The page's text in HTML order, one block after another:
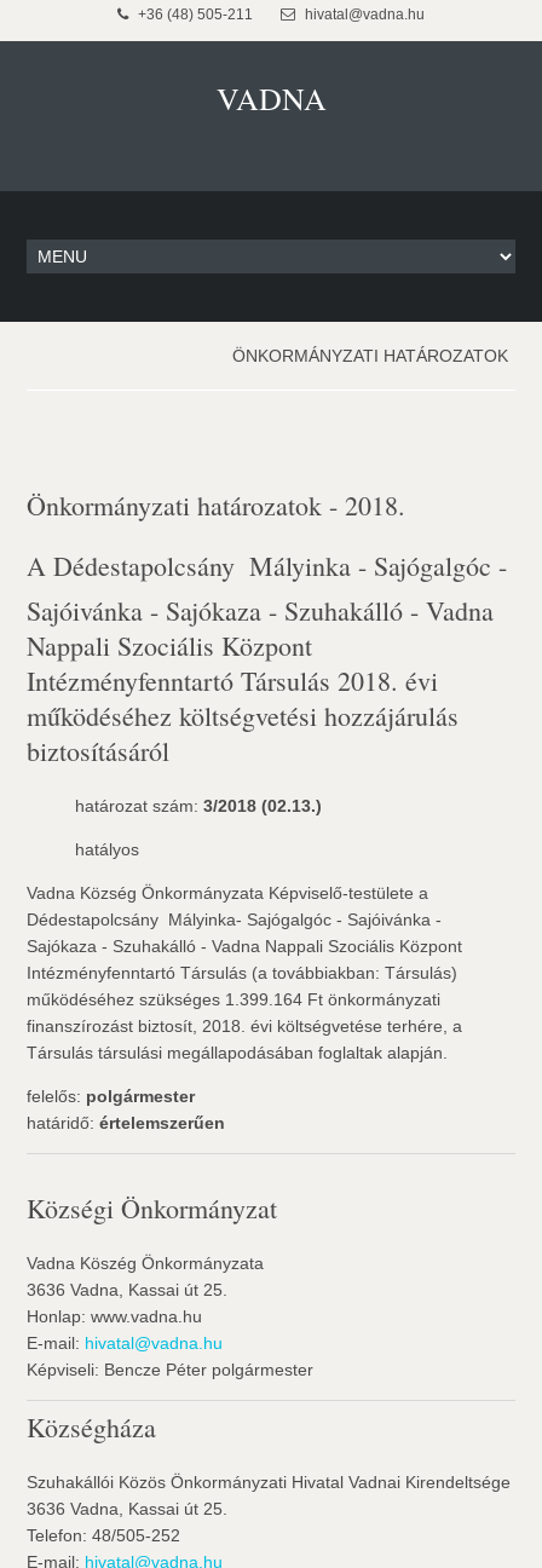
+36 (48) 505-211 hivatal@vadna.hu
VADNA
ÖNKORMÁNYZATI HATÁROZATOK
Önkormányzati határozatok - 2018.
A Dédestapolcsány  Mályinka - Sajógalgóc -
Sajóivánka - Sajókaza - Szuhakálló - Vadna
Nappali Szociális Központ
Intézményfenntartó Társulás 2018. évi
működéséhez költségvetési hozzájárulás
biztosításáról
határozat szám:3/2018 (02.13.)
hatályos
Vadna Község Önkormányzata Képviselő-testülete a
Dédestapolcsány  Mályinka- Sajógalgóc - Sajóivánka -
Sajókaza - Szuhakálló - Vadna Nappali Szociális Központ
Intézményfenntartó Társulás (a továbbiakban: Társulás)
működéséhez szükséges 1.399.164 Ft önkormányzati
finanszírozást biztosít, 2018. évi költségvetése terhére, a
Társulás társulási megállapodásában foglaltak alapján.
felelős: polgármester
határidő:értelemszerűen
Községi Önkormányzat
Vadna Köszég Önkormányzata
3636 Vadna, Kassai út 25.
Honlap: www.vadna.hu
E-mail: hivatal@vadna.hu
Képviseli: Bencze Péter polgármester
Községháza
Szuhakállói Közös Önkormányzati Hivatal Vadnai Kirendeltsége
3636 Vadna, Kassai út 25.
Telefon: 48/505-252
E-mail: hivatal@vadna.hu